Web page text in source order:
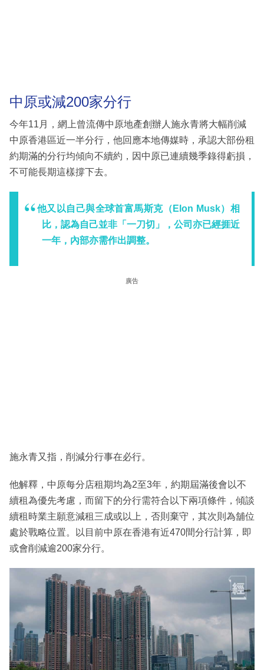
中原或減200家分行
今年11月，網上曾流傳中原地產創辦人施永青將大幅削減
中原香港區近一半分行，他回應本地傳媒時，承認大部份租
約期滿的分行均傾向不續約，因中原已連續幾季錄得虧損，
不可能長期這樣撐下去。
他又以自己與全球首富馬斯克（Elon Musk）相
比，認為自己並非「一刀切」，公司亦已經捱近
一年，內部亦需作出調整。
廣告
施永青又指，削減分行事在必行。
他解釋，中原每分店租期均為2至3年，約期屆滿後會以不
續租為優先考慮，而留下的分行需符合以下兩項條件，傾談
續租時業主願意減租三成或以上，否則棄守，其次則為舖位
處於戰略位置。以目前中原在香港有近470間分行計算，即
或會削減逾200家分行。